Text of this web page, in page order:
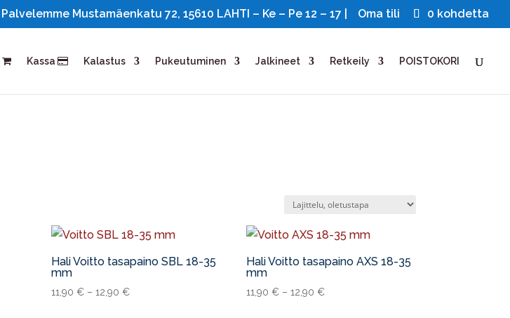
| Palvelemme Mustamäenkatu 72, 15610 LAHTI – Ke – Pe 12 – 17 | Oma tili 0 kohdetta
Kassa Kalastus Pukeutuminen Jalkineet Retkeily POISTOKORI
Hali Voitto tasapaino SBL 18-35
mm
11,90€ –12,90€
Hali Voitto tasapaino AXS 18-35
mm
11,90€ –12,90€